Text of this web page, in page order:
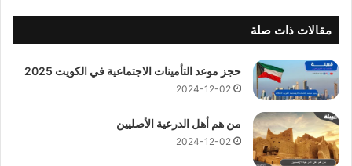
مقالات ذات صلة
حجز موعد التأمينات الاجتماعية في الكويت 2025
2024-12-02
من هم أهل الدرعية الأصليين
2024-12-02